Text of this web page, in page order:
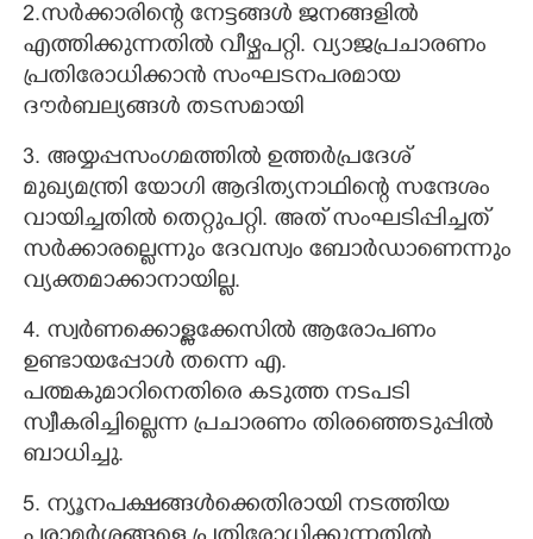
2.സർക്കാരിന്റെ നേട്ടങ്ങൾ ജനങ്ങളിൽ
എത്തിക്കുന്നതിൽ വീഴ്ചപറ്റി. വ്യാജപ്രചാരണം
പ്രതിരോധിക്കാൻ സംഘടനപരമായ
ദൗർബല്യങ്ങൾ തടസമായി
3. അയ്യപ്പസംഗമത്തിൽ ഉത്തർപ്രദേശ്
മുഖ്യമന്ത്രി യോഗി ആദിത്യനാഥിന്റെ സന്ദേശം
വായിച്ചതിൽ തെറ്റുപറ്റി. അത് സംഘടിപ്പിച്ചത്
സർക്കാരല്ലെന്നും ദേവസ്വം ബോർഡാണെന്നും
വ്യക്തമാക്കാനായില്ല.
4. സ്വർണക്കൊള്ളക്കേസിൽ ആരോപണം
ഉണ്ടായപ്പോൾ തന്നെ എ.
പത്മകുമാറിനെതിരെ കടുത്ത നടപടി
സ്വീകരിച്ചില്ലെന്ന പ്രചാരണം തിരഞ്ഞെടുപ്പിൽ
ബാധിച്ചു.
5. ന്യൂനപക്ഷങ്ങൾക്കെതിരായി നടത്തിയ